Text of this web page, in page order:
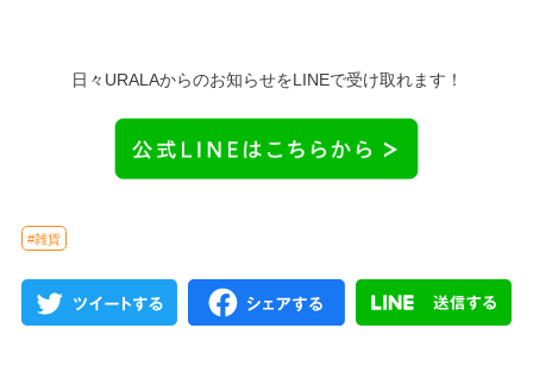
日々URALAからのお知らせをLINEで受け取れます！
#雑貨